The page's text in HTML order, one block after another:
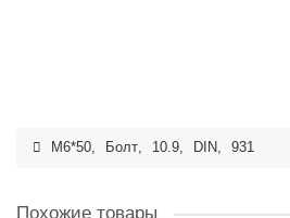
M6*50, Болт, 10.9, DIN, 931
Похожие товары